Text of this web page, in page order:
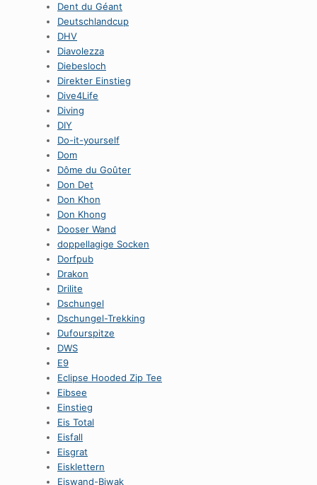
Dent du Géant
Deutschlandcup
DHV
Diavolezza
Diebesloch
Direkter Einstieg
Dive4Life
Diving
DIY
Do-it-yourself
Dom
Dôme du Goûter
Don Det
Don Khon
Don Khong
Dooser Wand
doppellagige Socken
Dorfpub
Drakon
Drilite
Dschungel
Dschungel-Trekking
Dufourspitze
DWS
E9
Eclipse Hooded Zip Tee
Eibsee
Einstieg
Eis Total
Eisfall
Eisgrat
Eisklettern
Eiswand-Biwak